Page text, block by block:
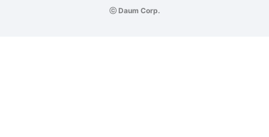
ⓒ Daum Corp.